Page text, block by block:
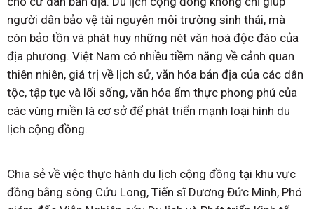
người dân bảo vệ tài nguyên môi trường sinh thái, mà
còn bảo tồn và phát huy những nét văn hoá độc đáo của
địa phương. Việt Nam có nhiều tiềm năng về cảnh quan
thiên nhiên, giá trị về lịch sử, văn hóa bản địa của các dân
tộc, tập tục và lối sống, văn hóa ẩm thực phong phú của
các vùng miền là cơ sở để phát triển mạnh loại hình du
lịch cộng đồng.
Chia sẻ về việc thực hành du lịch cộng đồng tại khu vực
đồng bằng sông Cửu Long, Tiến sĩ Dương Đức Minh, Phó